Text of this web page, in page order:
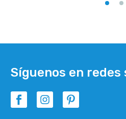
Síguenos en redes